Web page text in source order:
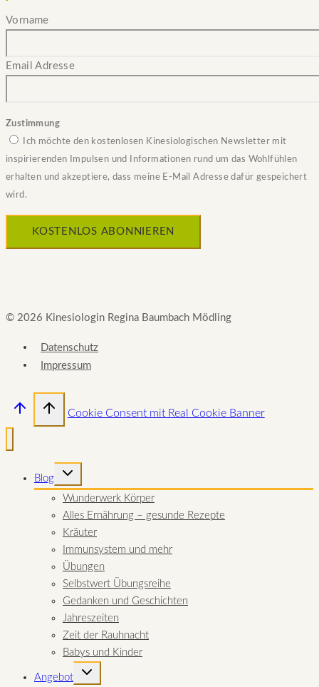
Vorname
Email Adresse
Zustimmung
Ich möchte den kostenlosen Kinesiologischen Newsletter mit
inspirierenden Impulsen und Informationen rund um das Wohlfühlen
erhalten und akzeptiere, dass meine E-Mail Adresse dafür gespeichert
wird.
© 2026 Kinesiologin Regina Baumbach Mödling
Datenschutz
Impressum
Cookie Consent mit Real Cookie Banner
Blog
UNTERMENÜ
Wunderwerk Körper
Alles Ernährung – gesunde Rezepte
Kräuter
Immunsystem und mehr
Übungen
Selbstwert Übungsreihe
Gedanken und Geschichten
Jahreszeiten
Zeit der Rauhnacht
Babys und Kinder
Angebot
UNTERMENÜ